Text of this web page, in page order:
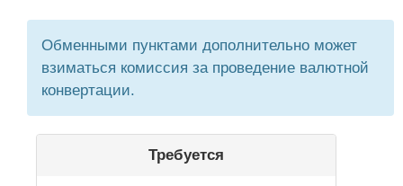
Обменными пунктами дополнительно может
взиматься комиссия за проведение валютной
конвертации.
Требуется